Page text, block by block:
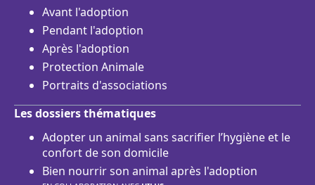
Avant l'adoption
Pendant l'adoption
Après l'adoption
Protection Animale
Portraits d'associations
Les dossiers thématiques
Adopter un animal sans sacrifier l’hygiène et le
confort de son domicile
Bien nourrir son animal après l'adoption